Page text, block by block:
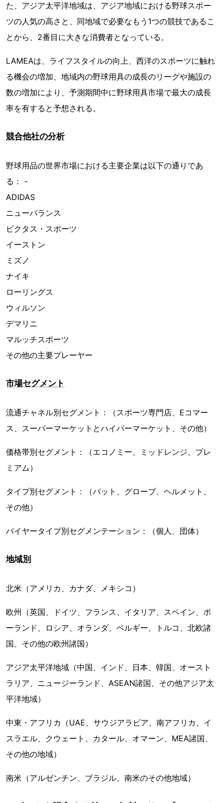
た、アジア太平洋地域は、アジア地域における野球スポー
ツの人気の高さと、同地域で必要なもう1つの競技であるこ
とから、2番目に大きな消費者となっている。
LAMEAは、ライフスタイルの向上、西洋のスポーツに触れ
る機会の増加、地域内の野球用具の成長のリーグや施設の
数の増加により、予測期間中に野球用具市場で最大の成長
率を有すると予想される。
競合他社の分析
野球用品の世界市場における主要企業は以下の通りであ
る： -
ADIDAS
ニューバランス
ビクタス・スポーツ
イーストン
ミズノ
ナイキ
ローリングス
ウィルソン
デマリニ
マルッチスポーツ
その他の主要プレーヤー
市場セグメント
流通チャネル別セグメント：（スポーツ専門店、Eコマー
ス、スーパーマーケットとハイパーマーケット、その他）
価格帯別セグメント：（エコノミー、ミッドレンジ、プレ
ミアム）
タイプ別セグメント：（バット、グローブ、ヘルメット、
その他）
バイヤータイプ別セグメンテーション：（個人、団体）
地域別
北米（アメリカ、カナダ、メキシコ）
欧州（英国、ドイツ、フランス、イタリア、スペイン、ポ
ーランド、ロシア、オランダ、ベルギー、トルコ、北欧諸
国、その他の欧州諸国）
アジア太平洋地域（中国、インド、日本、韓国、オースト
ラリア、ニュージーランド、ASEAN諸国、その他アジア太
平洋地域）
中東・アフリカ（UAE、サウジアラビア、南アフリカ、イ
スラエル、クウェート、カタール、オマーン、MEA諸国、
その他の地域）
南米（アルゼンチン、ブラジル、南米のその他地域）